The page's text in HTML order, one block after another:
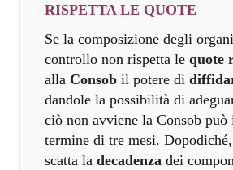
RISPETTA LE QUOTE
Se la composizione degli
controllo non rispetta le quote
alla Consob il potere di
dandole la possibilità di
ciò non avviene la Consob
termine di tre mesi.
scatta la decadenza dei